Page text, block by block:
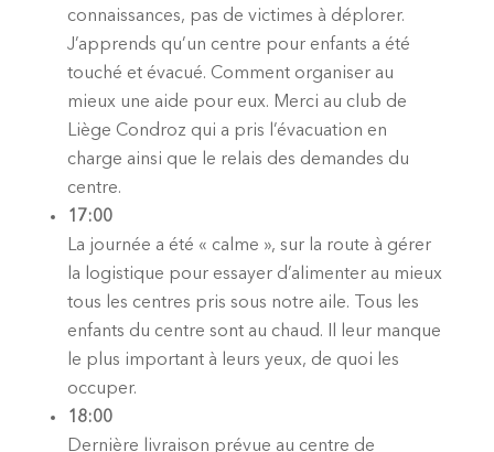
connaissances, pas de victimes à déplorer.
J’apprends qu’un centre pour enfants a été
touché et évacué. Comment organiser au
mieux une aide pour eux. Merci au club de
Liège Condroz qui a pris l’évacuation en
charge ainsi que le relais des demandes du
centre.
17:00
La journée a été « calme », sur la route à gérer
la logistique pour essayer d’alimenter au mieux
tous les centres pris sous notre aile. Tous les
enfants du centre sont au chaud. Il leur manque
le plus important à leurs yeux, de quoi les
occuper.
18:00
Dernière livraison prévue au centre de